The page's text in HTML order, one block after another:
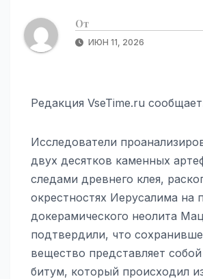
От
ИЮН 11, 2026
Редакция VseTime.ru
Исследователи
двух десятков каменных
следами древнего клея,
окрестностях Иерусалима на
докерамического неолита
подтвердили, что
вещество представляет
битум, который происходил